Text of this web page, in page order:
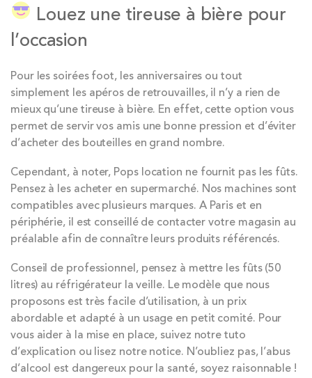
Louez une tireuse à bière pour
l’occasion
Pour les soirées foot, les anniversaires ou tout
simplement les apéros de retrouvailles, il n’y a rien de
mieux qu’une tireuse à bière. En effet, cette option vous
permet de servir vos amis une bonne pression et d’éviter
d’acheter des bouteilles en grand nombre.
Cependant, à noter, Pops location ne fournit pas les fûts.
Pensez à les acheter en supermarché. Nos machines sont
compatibles avec plusieurs marques. A Paris et en
périphérie, il est conseillé de contacter votre magasin au
préalable afin de connaître leurs produits référencés.
Conseil de professionnel, pensez à mettre les fûts (50
litres) au réfrigérateur la veille. Le modèle que nous
proposons est très facile d’utilisation, à un prix
abordable et adapté à un usage en petit comité. Pour
vous aider à la mise en place, suivez notre tuto
d’explication ou lisez notre notice. N’oubliez pas, l’abus
d’alcool est dangereux pour la santé, soyez raisonnable !